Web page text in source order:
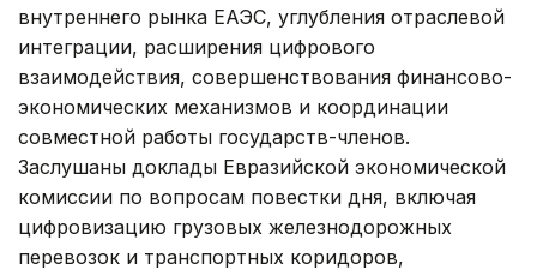
внутреннего рынка ЕАЭС, углубления отраслевой
интеграции, расширения цифрового
взаимодействия, совершенствования финансово-
экономических механизмов и координации
совместной работы государств-членов.
Заслушаны доклады Евразийской экономической
комиссии по вопросам повестки дня, включая
цифровизацию грузовых железнодорожных
перевозок и транспортных коридоров,